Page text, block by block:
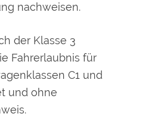
nachweisen.
der Klasse 3
Fahrerlaubnis für
C1 und
und ohne